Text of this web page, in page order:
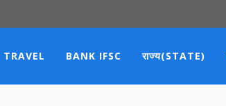
TRAVEL BANK IFSC राज्य(STATE)